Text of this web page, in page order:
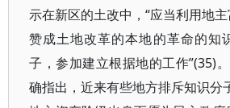
示在新区的土改中，“应当利用地
赞成土地改革的本地的革命的知
子，参加建立根据地的工作”(35)
确指出，近来有些地方排斥知识分